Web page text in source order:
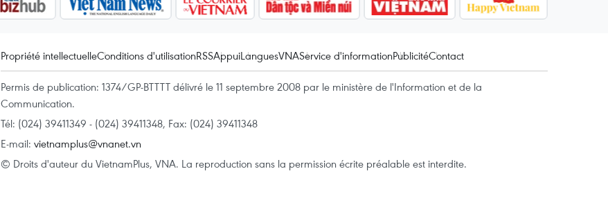
Propriété intellectuelleConditions d'utilisationRSSAppuiLanguesVNAService d'informationPublicitéContact
Permis de publication: 1374/GP-BTTTT délivré le 11 septembre 2008 par le ministère de l'Information et de la
Communication.
Tél: (024) 39411349 - (024) 39411348, Fax: (024) 39411348
E-mail: vietnamplus@vnanet.vn
© Droits d'auteur du VietnamPlus, VNA. La reproduction sans la permission écrite préalable est interdite.